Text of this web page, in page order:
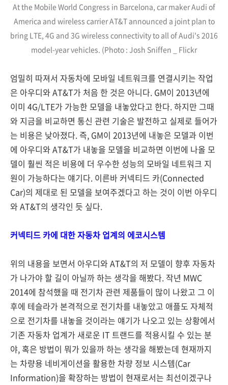
At the Mobile World Congress in Barcelona, car maker Audi of
America and wireless carrier AT&T announced a joint plan to
bring LTE, 4G and 3G wireless connectivity to all of Audi's 2016
model-year vehicles. (Photo : Josh Sniffen _ Flickr
엄밀히 따져서 자동차에 모바일 네트워크를 연결시키는 작업
은 아우디와 AT&T가 처음 한 것은 아니다. GM이 2013년에
이미 4G/LTE가 가능한 모델을 내놓았다고 한다. 하지만 그때
와 지금을 비교하면 통신 관련 기술은 발전하고 실제로 들어가
는 비용은 낮아졌다. 즉, GM이 2013년에 내놓은 모델과 이번
에 아우디와 AT&T가 내놓을 모델을 비교하면 이번에 나올 모
델이 훨씬 적은 비용에 더 우수한 성능의 모바일 네트워크 지
원이 가능하다는 얘기다. 이른바 커넥티드 카(Connected
Car)의 제대로 된 모델을 보여주겠다고 하는 것이 이번 아우디
와 AT&T의 생각인 듯 싶다.
커넥티드 카에 대한 자동차 업계의 에코시스템
위의 내용을 보면서 아우디와 AT&T의 저 모델이 향후 자동차
가 나가야 할 길이 아닐까 하는 생각을 해봤다. 작년 MWC
2014에 참석했을 때 전기차 관련 제품들이 많이 나왔고 그 이
후에 테슬라가 본격적으로 전기차를 내놓았고 애플도 자체적
으로 전기차를 내놓을 것이라는 얘기가 나오고 있는 상황에서
기존 자동차 업계가 새로운 IT 트랜드를 적용시킬 수 있는 분
야, 혹은 방법이 뭐가 있을까 하는 생각을 해봤는데 현재까지
는 차량용 네비게이션을 활용한 차량 정보 시스템(Car
Information)을 확장하는 방법이 현재로서는 최선이겠구나